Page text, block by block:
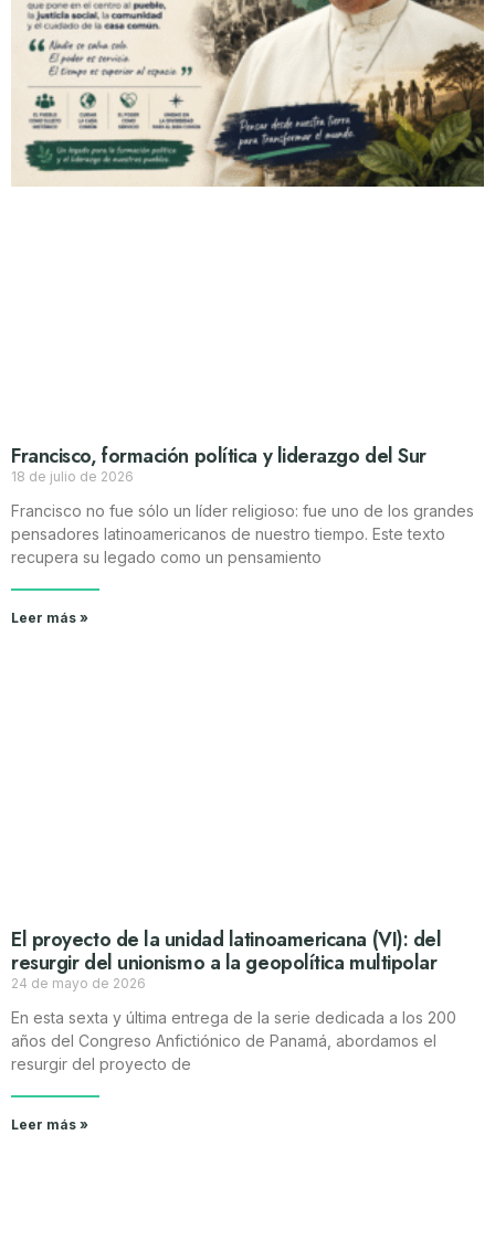
Francisco, formación política y liderazgo del Sur
18 de julio de 2026
Francisco no fue sólo un líder religioso: fue uno de los grandes
pensadores latinoamericanos de nuestro tiempo. Este texto
recupera su legado como un pensamiento
Leer más »
El proyecto de la unidad latinoamericana (VI): del
resurgir del unionismo a la geopolítica multipolar
24 de mayo de 2026
En esta sexta y última entrega de la serie dedicada a los 200
años del Congreso Anfictiónico de Panamá, abordamos el
resurgir del proyecto de
Leer más »